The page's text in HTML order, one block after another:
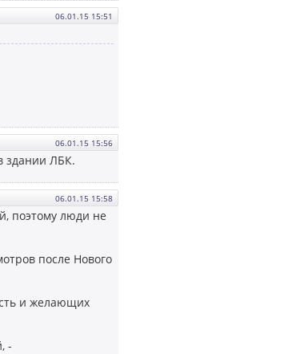
06.01.15 15:51
06.01.15 15:56
здании ЛБК.
06.01.15 15:58
поэтому люди не
после Нового
и желающих
-